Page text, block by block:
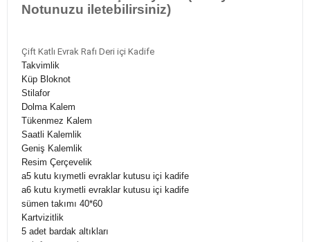
Notunuzu iletebilirsiniz)
Çift Katlı Evrak Rafı Deri içi Kadife
Takvimlik
Küp Bloknot
Stilafor
Dolma Kalem
Tükenmez Kalem
Saatli Kalemlik
Geniş Kalemlik
Resim Çerçevelik
a5 kutu kıymetli evraklar kutusu içi kadife
a6 kutu kıymetli evraklar kutusu içi kadife
sümen takımı 40*60
Kartvizitlik
5 adet bardak altıkları